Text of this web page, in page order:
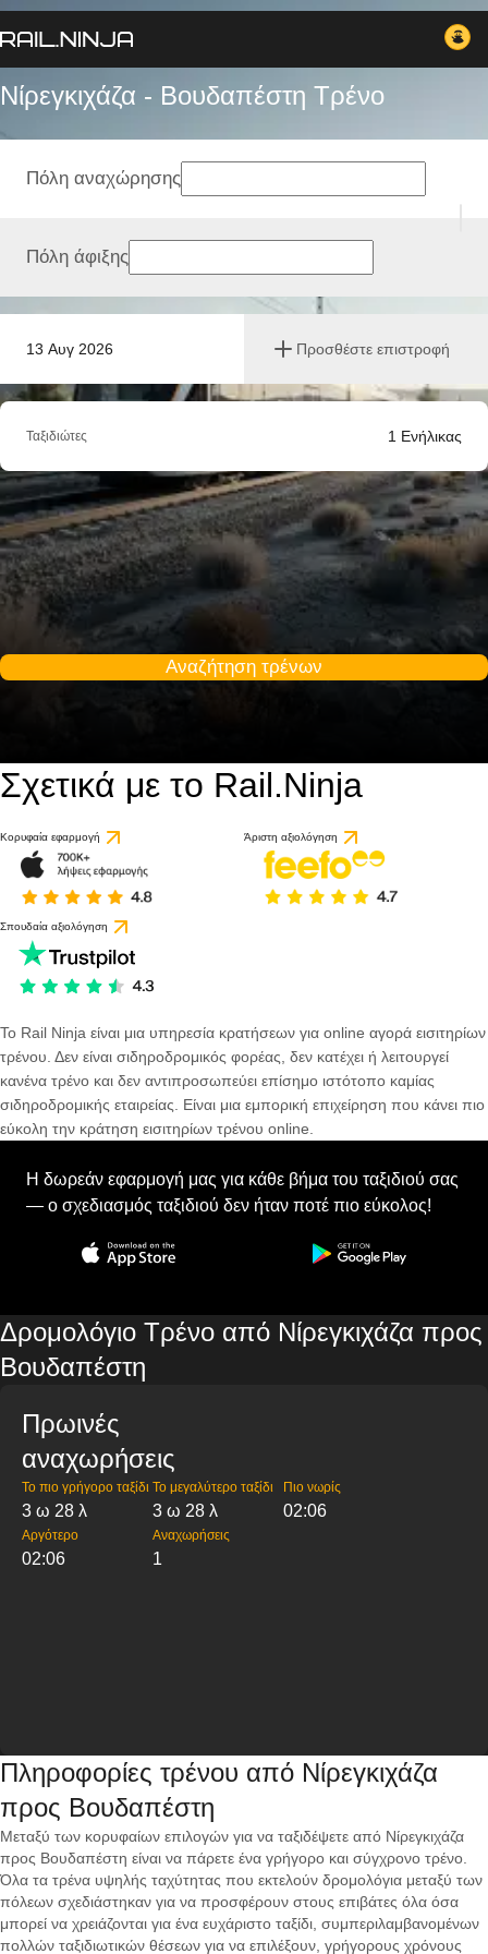
Νίρεγκιχάζα - Βουδαπέστη Tρένο
13 Αυγ 2026 Προσθέστε επιστροφή
Πόλη αναχώρησης
Πόλη άφιξης
Ταξιδιώτες 1 Ενήλικας
Αναζήτηση τρένων
Σχετικά με το Rail.Ninja
Κορυφαία εφαρμογή Άριστη αξιολόγηση
Σπουδαία αξιολόγηση
Το Rail Ninja είναι μια υπηρεσία κρατήσεων για online αγορά εισιτηρίων
τρένου. Δεν είναι σιδηροδρομικός φορέας, δεν κατέχει ή λειτουργεί
κανένα τρένο και δεν αντιπροσωπεύει επίσημο ιστότοπο καμίας
σιδηροδρομικής εταιρείας. Είναι μια εμπορική επιχείρηση που κάνει πιο
εύκολη την κράτηση εισιτηρίων τρένου online.
Η δωρεάν εφαρμογή μας για κάθε βήμα του ταξιδιού σας
— ο σχεδιασμός ταξιδιού δεν ήταν ποτέ πιο εύκολος!
Δρομολόγιο Τρένο από Νίρεγκιχάζα προς
Βουδαπέστη
Πρωινές
αναχωρήσεις
Το πιο γρήγορο ταξίδι
3 ω 28 λ
Το μεγαλύτερο ταξίδι
3 ω 28 λ
Πιο νωρίς
02:06
Αργότερο
02:06
Αναχωρήσεις
1
Πληροφορίες τρένου από Νίρεγκιχάζα
προς Βουδαπέστη
Μεταξύ των κορυφαίων επιλογών για να ταξιδέψετε από Νίρεγκιχάζα
προς Βουδαπέστη είναι να πάρετε ένα γρήγορο και σύγχρονο τρένο.
Όλα τα τρένα υψηλής ταχύτητας που εκτελούν δρομολόγια μεταξύ των
πόλεων σχεδιάστηκαν για να προσφέρουν στους επιβάτες όλα όσα
μπορεί να χρειάζονται για ένα ευχάριστο ταξίδι, συμπεριλαμβανομένων
πολλών ταξιδιωτικών θέσεων για να επιλέξουν, γρήγορους χρόνους